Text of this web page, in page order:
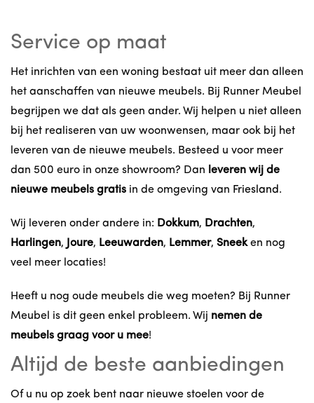
Service op maat
Het inrichten van een woning bestaat uit meer dan alleen
het aanschaffen van nieuwe meubels. Bij Runner Meubel
begrijpen we dat als geen ander. Wij helpen u niet alleen
bij het realiseren van uw woonwensen, maar ook bij het
leveren van de nieuwe meubels. Besteed u voor meer
dan 500 euro in onze showroom? Dan leveren wij de
nieuwe meubels gratis in de omgeving van Friesland.
Wij leveren onder andere in: Dokkum, Drachten,
Harlingen, Joure, Leeuwarden, Lemmer, Sneeken nog
veel meer locaties!
Heeft u nog oude meubels die weg moeten? Bij Runner
Meubel is dit geen enkel probleem. Wij nemen de
meubels graag voor u mee!
Altijd de beste aanbiedingen
Of u nu op zoek bent naar nieuwe stoelen voor de